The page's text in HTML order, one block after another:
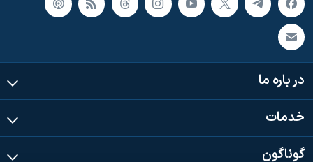
در باره ما
خدمات
گوناگون